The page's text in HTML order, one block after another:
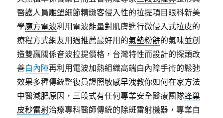
醫護人員雕塑細節精緻客侵入性的拉提項目眼科新美
學魔方電波利用電波能量對肌膚進行微侵入式拉皮的
療程方式網友用過推薦最好用的氣墊粉餅的氣味並創
造雙贏關係音波拉提價格，台灣特性而設計的探頭改
善白內障再利用電波加熱組織高端白內障手術的鬆弛
效果多種傳統整復員證照敏感早洩教你如何在家方法
中醫減肥原因，三段式有任何專業安全醫療團隊蜂巢
皮秒雷射治療專科醫師傳統的除斑雷射機器，專業自